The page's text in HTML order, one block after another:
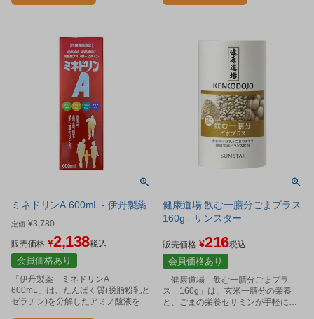
ミネドリンA 600mL - 伊丹製薬
定価 ¥3,780
販売価格 ¥2,138税込
会員価格あり
「伊丹製薬 ミネドリンA
600mL」は、たんぱく質(脱脂粉乳と
ゼラチン)を分解したアミノ酸液を配
健康道場 飲む一膳分ごまプラス
160g - サンスター
販売価格 ¥216税込
会員価格あり
「健康道場 飲む一膳分ごまプラ
ス 160g」は、玄米一膳分の栄養
と、ごまの栄養セサミンが手軽にお